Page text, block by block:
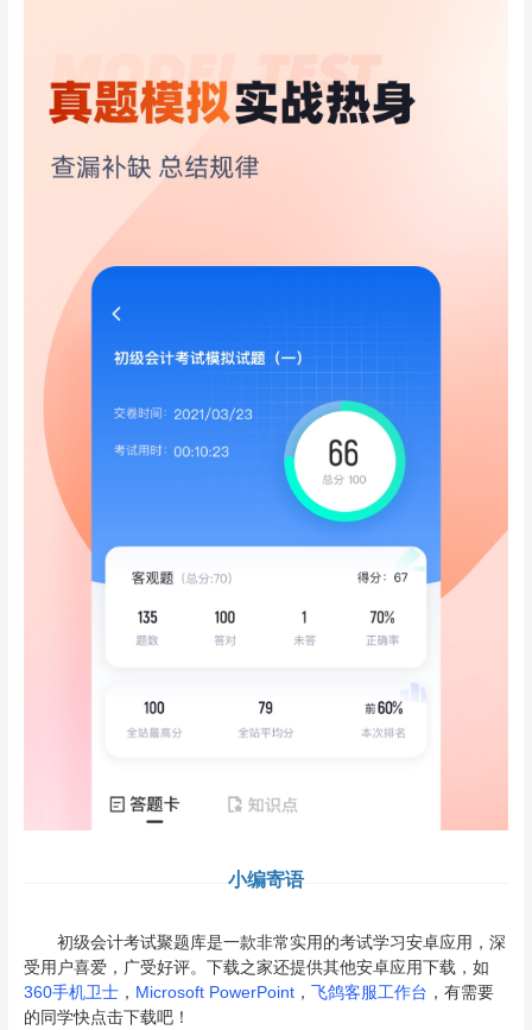
小编寄语
初级会计考试聚题库是一款非常实用的考试学习安卓应用，深
受用户喜爱，广受好评。下载之家还提供其他安卓应用下载，如
360手机卫士， Microsoft PowerPoint， 飞鸽客服工作台 ，有需要
的同学快点击下载吧！